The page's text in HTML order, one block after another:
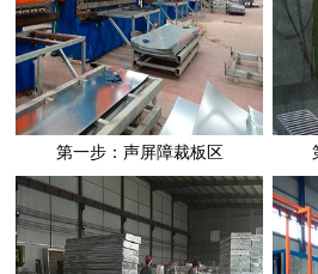
第一步：声屏障裁板区